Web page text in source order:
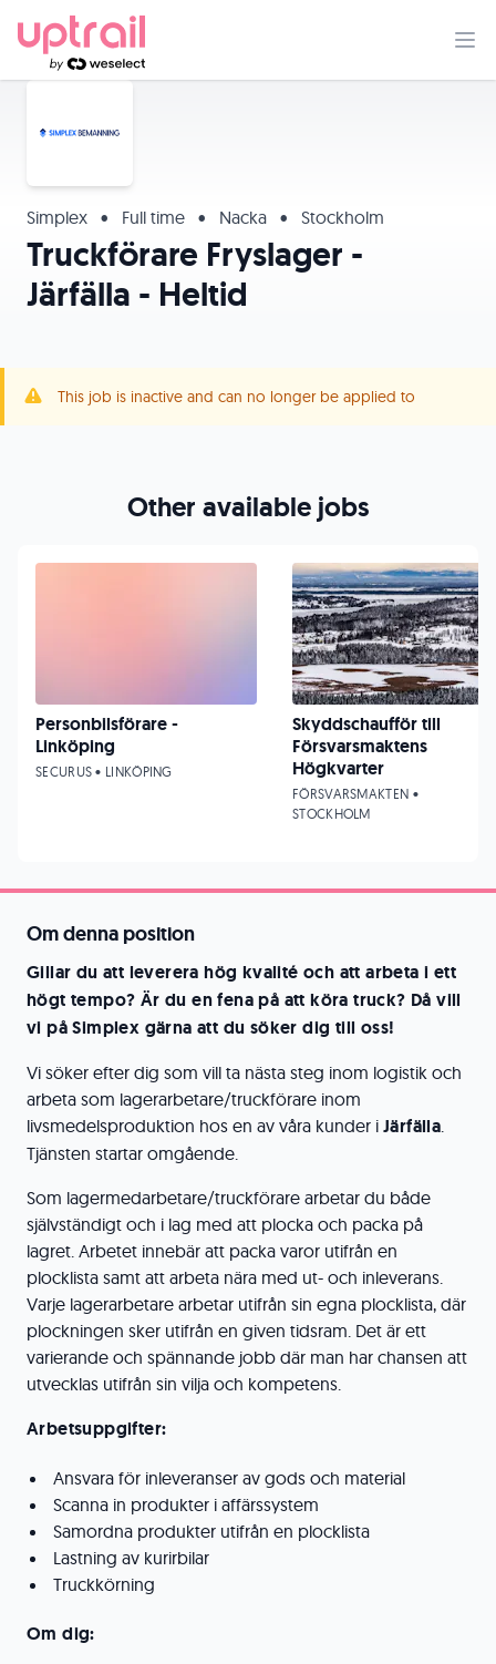
Simplex • Full time • Nacka • Stockholm
Truckförare Fryslager -
Järfälla - Heltid
This job is inactive and can no longer be applied to
Om denna position
Gillar du att leverera hög kvalité och att arbeta i ett
högt tempo? Är du en fena på att köra truck? Då vill
vi på Simplex gärna att du söker dig till oss!
Vi söker efter dig som vill ta nästa steg inom logistik och
arbeta som lagerarbetare/truckförare inom
livsmedelsproduktion hos en av våra kunder i Järfälla.
Tjänsten startar omgående.
Som lagermedarbetare/truckförare arbetar du både
självständigt och i lag med att plocka och packa på
lagret. Arbetet innebär att packa varor utifrån en
plocklista samt att arbeta nära med ut- och inleverans.
Varje lagerarbetare arbetar utifrån sin egna plocklista, där
plockningen sker utifrån en given tidsram. Det är ett
varierande och spännande jobb där man har chansen att
utvecklas utifrån sin vilja och kompetens.
Arbetsuppgifter:
Ansvara för inleveranser av gods och material
Scanna in produkter i affärssystem
Samordna produkter utifrån en plocklista
Lastning av kurirbilar
Truckkörning
Om dig:
Other available jobs
Personbilsförare -
Linköping
SECURUS • LINKÖPING
Skyddschaufför till
Försvarsmaktens
Högkvarter
FÖRSVARSMAKTEN •
STOCKHOLM